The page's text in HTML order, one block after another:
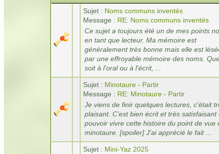
Sujet : Noms communs inventés
Message : RE: Noms communs inventés
Ce sujet a toujours été un de mes points
en tant que lecteur. Ma mémoire est
généralement très bonne mais elle est
par une effroyable mémoire des noms.
soit à l'oral ou à l'écrit, ...
Sujet : Minotaure - Partir
Message : RE: Minotaure - Partir
Je viens de finir quelques lectures, c'était
plaisant. C'est bien écrit et très satisfaisant
pouvoir vivre cette histoire du point de vue
minotaure. [spoiler] J'ai apprécié le fait ...
Sujet : Mini-Yaz 2025